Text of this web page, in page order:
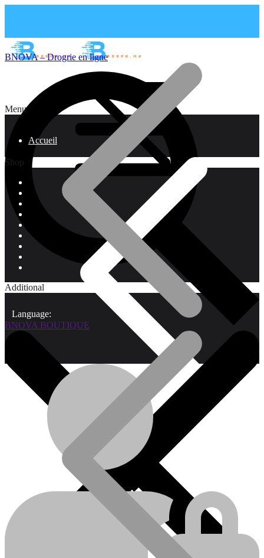
Menu
Accueil
Qui sommes-nous?
Shop
Additional
Language:
BNOVA – Drogrie en ligne
BNOVA BOUTIQUE